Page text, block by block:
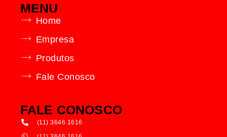
MENU
Home
Empresa
Produtos
Fale Conosco
FALE CONOSCO
(11) 3646.1616